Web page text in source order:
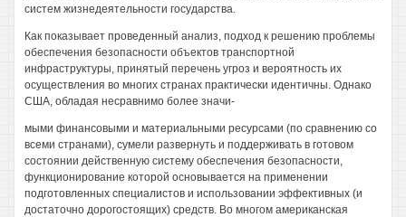
систем жизнедеятельности государства.
Как показывает проведенный анализ, подход к решению проблемы
обеспечения безопасности объектов транспортной
инфраструктуры, принятый перечень угроз и вероятность их
осуществления во многих странах практически идентичны. Однако
США, обладая несравнимо более значи-
мыми финансовыми и материальными ресурсами (по сравнению со
всеми странами), сумели развернуть и поддерживать в готовом
состоянии действенную систему обеспечения безопасности,
функционирование которой основывается на применении
подготовленных специалистов и использовании эффективных (и
достаточно дорогостоящих) средств. Во многом американская